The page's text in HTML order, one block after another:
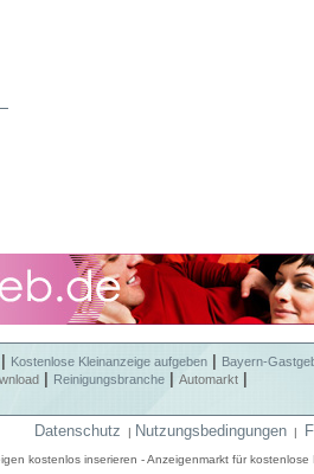
Kostenlose Kleinanzeige aufgeben
Bayern-
Reinigungsbranche Automarkt
Datenschutz | Nutzungsbedingungen |
kostenlos inserieren - Anzeigenmarkt für